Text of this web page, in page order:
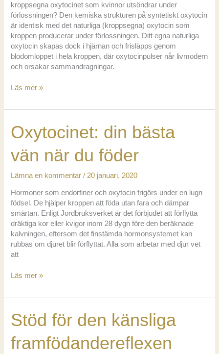
kroppsegna oxytocinet som kvinnor utsöndrar under
förlossningen? Den kemiska strukturen på syntetiskt oxytocin
är identisk med det naturliga (kroppsegna) oxytocin som
kroppen producerar under förlossningen. Ditt egna naturliga
oxytocin skapas dock i hjärnan och frisläpps genom
blodomloppet i hela kroppen, där oxytocinpulser når livmodern
och orsakar sammandragningar.
Syntetiskt
och
eget:
så
funkar
det
Läs mer »
Oxytocinet: din bästa
vän när du föder
Lämna en kommentar / 20 januari, 2020
Hormoner som endorfiner och oxytocin frigörs under en lugn
födsel. De hjälper kroppen att föda utan fara och dämpar
smärtan. Enligt Jordbruksverket är det förbjudet att förflytta
dräktiga kor eller kvigor inom 28 dygn före den beräknade
kalvningen, eftersom det finstämda hormonsystemet kan
rubbas om djuret blir förflyttat. Alla som arbetar med djur vet
att
Oxytocinet:
när
du
föder
Läs mer »
Stöd för den känsliga
framfödandereflexen